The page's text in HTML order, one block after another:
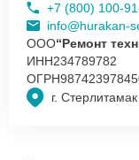
г.
+7 (800) 100-
info@hurakan-
ООО“Ремонт
ИНН234789782
ОГРН